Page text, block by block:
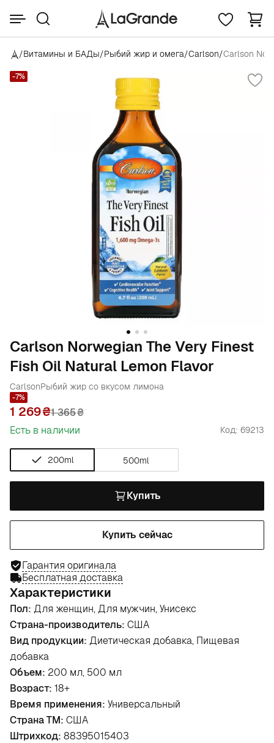
/Витамины и БАДы/Рыбий жир и омега/Carlson/Carlson
-7%
Carlson Norwegian The Very Finest
Fish Oil Natural Lemon Flavor
CarlsonРыбий жир со вкусом лимона
-7%
1 269 1 365₴
Есть в наличии
Код: 69213
200ml 500ml
Купить
Купить сейчас
Гарантия оригинала
Бесплатная доставка
Характеристики
Пол: Для женщин, Для мужчин, Унисекс
Страна-производитель: США
Вид продукции: Диетическая добавка, Пищевая
добавка
Объем: 200 мл, 500 мл
Возраст: 18+
Время применения: Универсальный
Страна ТМ: США
Штрихкод: 88395015403